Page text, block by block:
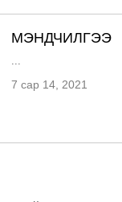
МЭНДЧИЛГЭЭ
...
7 сар 14, 2021